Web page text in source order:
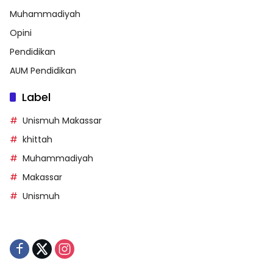
Muhammadiyah
Opini
Pendidikan
AUM Pendidikan
Label
Unismuh Makassar
khittah
Muhammadiyah
Makassar
Unismuh